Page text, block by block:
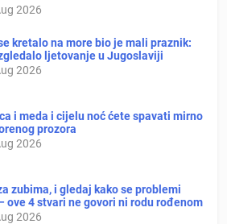
2026
kretalo na more bio je mali praznik:
ljetovanje u Jugoslaviji
2026
i meda i cijelu noć ćete spavati mirno
prozora
2026
zubima, i gledaj kako se problemi
ove 4 stvari ne govori ni rodu rođenom
2026